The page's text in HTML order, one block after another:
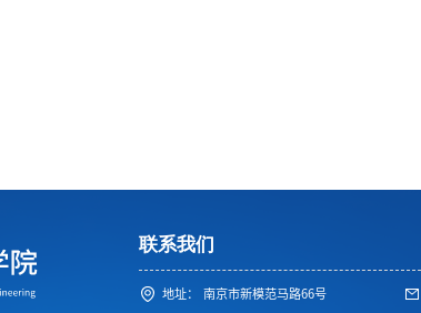
联系我们
地址： 南京市新模范马路66号